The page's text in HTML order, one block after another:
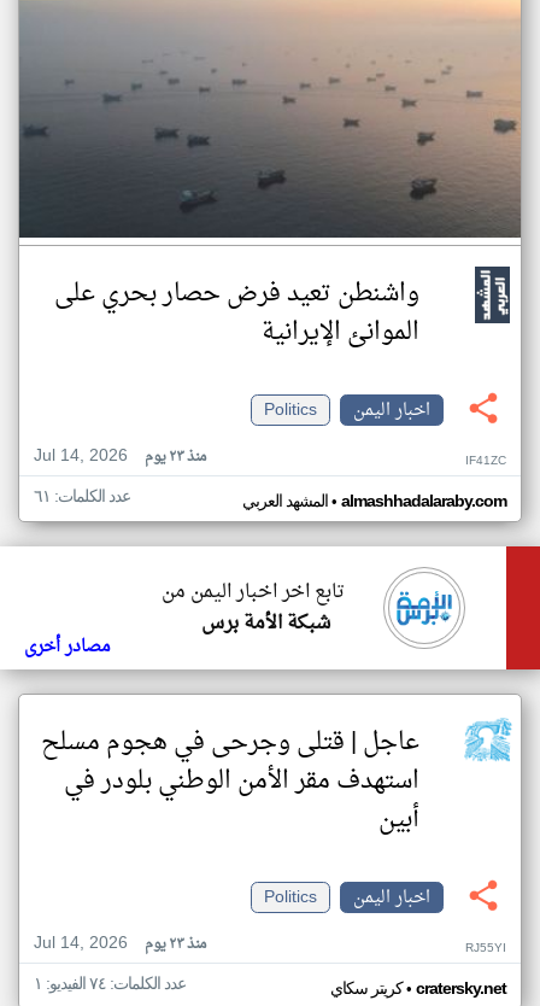
واشنطن تعيد فرض حصار بحري على
الموانئ الإيرانية
اخبار اليمن
Politics
Jul 14, 2026
منذ ٢٣ يوم IF41ZC
المشهد العربي• almashhadalaraby.com عدد الكلمات: ٦١
تابع اخر اخبار اليمن من
شبكة الأمة برس
مصادر أخرى
عاجل | قتلى وجرحى في هجوم مسلح
استهدف مقر الأمن الوطني بلودر في
أبين
اخبار اليمن
Politics
Jul 14, 2026
منذ ٢٣ يوم RJ55YI
كريتر سكاي• cratersky.net عدد الكلمات: ٧٤ الفيديو: ١